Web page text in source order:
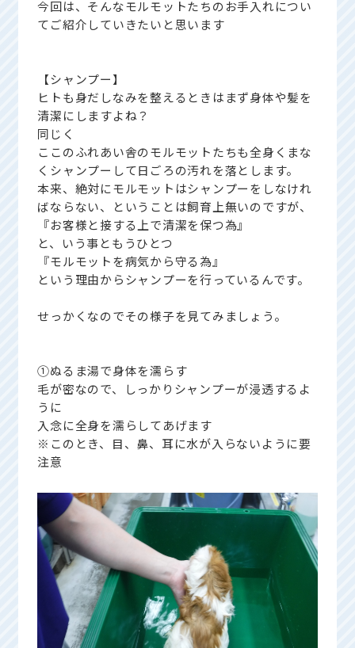
今回は、そんなモルモットたちのお手入れについ
てご紹介していきたいと思います
【シャンプー】
ヒトも身だしなみを整えるときはまず身体や髪を
清潔にしますよね？
同じく
ここのふれあい舎のモルモットたちも全身くまな
くシャンプーして日ごろの汚れを落とします。
本来、絶対にモルモットはシャンプーをしなけれ
ばならない、ということは飼育上無いのですが、
『お客様と接する上で清潔を保つ為』
と、いう事ともうひとつ
『モルモットを病気から守る為』
という理由からシャンプーを行っているんです。
せっかくなのでその様子を見てみましょう。
①ぬるま湯で身体を濡らす
毛が密なので、しっかりシャンプーが浸透するよ
うに
入念に全身を濡らしてあげます
※このとき、目、鼻、耳に水が入らないように要
注意